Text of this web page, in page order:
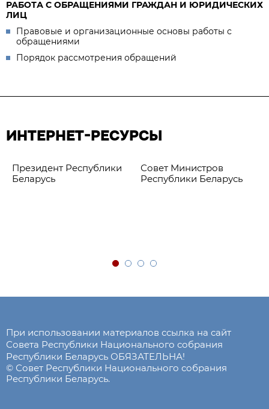
РАБОТА С ОБРАЩЕНИЯМИ ГРАЖДАН И ЮРИДИЧЕСКИХ
ЛИЦ
Правовые и организационные основы работы с
обращениями
Порядок рассмотрения обращений
ИНТЕРНЕТ-РЕСУРСЫ
Президент Республики
Беларусь
Совет Министров
Республики Беларусь
При использовании материалов ссылка на сайт
Совета Республики Национального собрания
Республики Беларусь ОБЯЗАТЕЛЬНА!
© Совет Республики Национального собрания
Республики Беларусь.